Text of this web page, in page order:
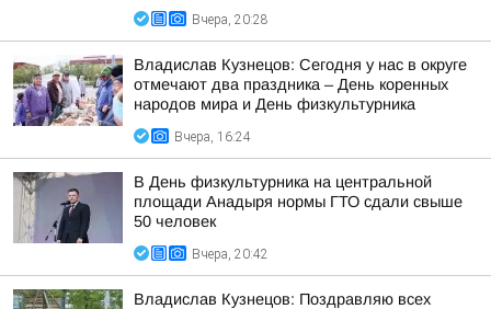
Вчера, 20:28
Владислав Кузнецов: Сегодня у нас в округе
отмечают два праздника – День коренных
народов мира и День физкультурника
Вчера, 16:24
В День физкультурника на центральной
площади Анадыря нормы ГТО сдали свыше
50 человек
Вчера, 20:42
Владислав Кузнецов: Поздравляю всех